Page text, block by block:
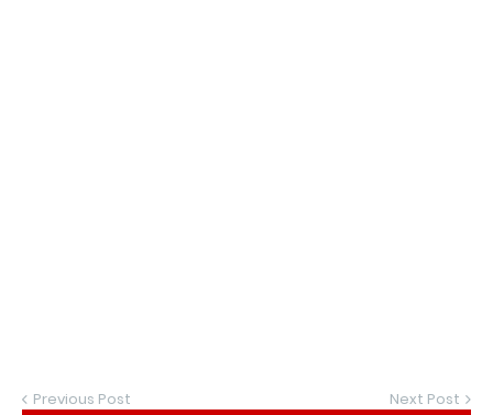
Previous Post Next Post